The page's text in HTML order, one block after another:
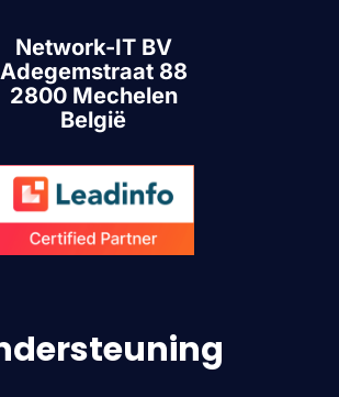
Network-IT BV
Adegemstraat 88
2800 Mechelen
België